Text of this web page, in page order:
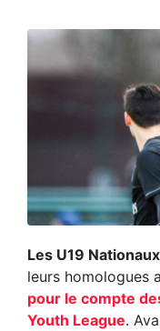
Les U19
leurs homologues
pour le compte
Youth League.